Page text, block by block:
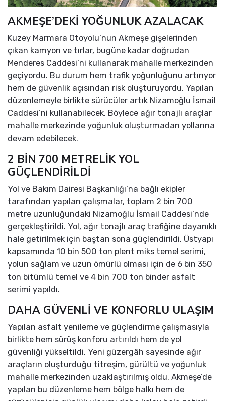
AKMEŞE’DEKİ YOĞUNLUK AZALACAK
Kuzey Marmara Otoyolu’nun Akmeşe gişelerinden
çıkan kamyon ve tırlar, bugüne kadar doğrudan
Menderes Caddesi’ni kullanarak mahalle merkezinden
geçiyordu. Bu durum hem trafik yoğunluğunu artırıyor
hem de güvenlik açısından risk oluşturuyordu. Yapılan
düzenlemeyle birlikte sürücüler artık Nizamoğlu İsmail
Caddesi’ni kullanabilecek. Böylece ağır tonajlı araçlar
mahalle merkezinde yoğunluk oluşturmadan yollarına
devam edebilecek.
2 BİN 700 METRELİK YOL
GÜÇLENDİRİLDİ
Yol ve Bakım Dairesi Başkanlığı’na bağlı ekipler
tarafından yapılan çalışmalar, toplam 2 bin 700
metre uzunluğundaki Nizamoğlu İsmail Caddesi’nde
gerçekleştirildi. Yol, ağır tonajlı araç trafiğine dayanıklı
hale getirilmek için baştan sona güçlendirildi. Üstyapı
kapsamında 10 bin 500 ton plent miks temel serimi,
yolun sağlam ve uzun ömürlü olması için de 6 bin 350
ton bitümlü temel ve 4 bin 700 ton binder asfalt
serimi yapıldı.
DAHA GÜVENLİ VE KONFORLU ULAŞIM
Yapılan asfalt yenileme ve güçlendirme çalışmasıyla
birlikte hem sürüş konforu artırıldı hem de yol
güvenliği yükseltildi. Yeni güzergâh sayesinde ağır
araçların oluşturduğu titreşim, gürültü ve yoğunluk
mahalle merkezinden uzaklaştırılmış oldu. Akmeşe’de
yapılan bu düzenleme hem bölge halkı hem de